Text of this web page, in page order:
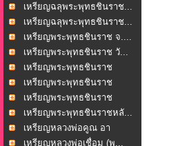
เหรียญฉลุพระพุทธชินราช...
เหรียญฉลุพระพุทธชินราช...
เหรียญพระพุทธชินราช จ....
เหรียญพระพุทธชินราช วั...
เหรียญพระพุทธชินราช
หล... เหรียญพระพุทธชินราช
หล... เหรียญพระพุทธชินราช
หล... เหรียญพระพุทธชินราชหลั...
เหรียญหลวงพ่อคูณ อา
ภาก...เหรียญหลวงพ่อเชื่อม (พ...